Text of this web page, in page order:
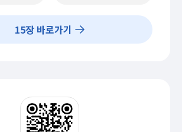
15장 바로가기